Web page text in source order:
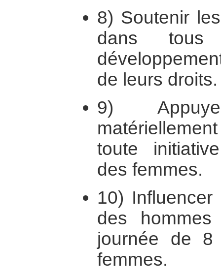
8) Soutenir
dans
de leurs droits.
9)
toute
des femmes.
10) Influencer
des
journée de
femmes.